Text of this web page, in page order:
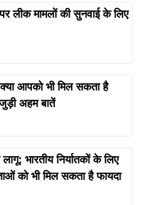
लीक मामलों की सुनवाई के लिए
आपको भी मिल सकता है
अहम बातें
भारतीय निर्यातकों के लिए
को भी मिल सकता है फायदा